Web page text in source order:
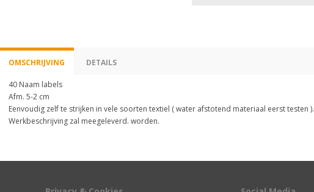
OMSCHRIJVING DETAILS
40 Naam labels
Afm. 5-2 cm
Eenvoudig zelf te strijken in vele soorten textiel ( water afstotend materiaal eerst testen ).
Werkbeschrijving zal meegeleverd. worden.